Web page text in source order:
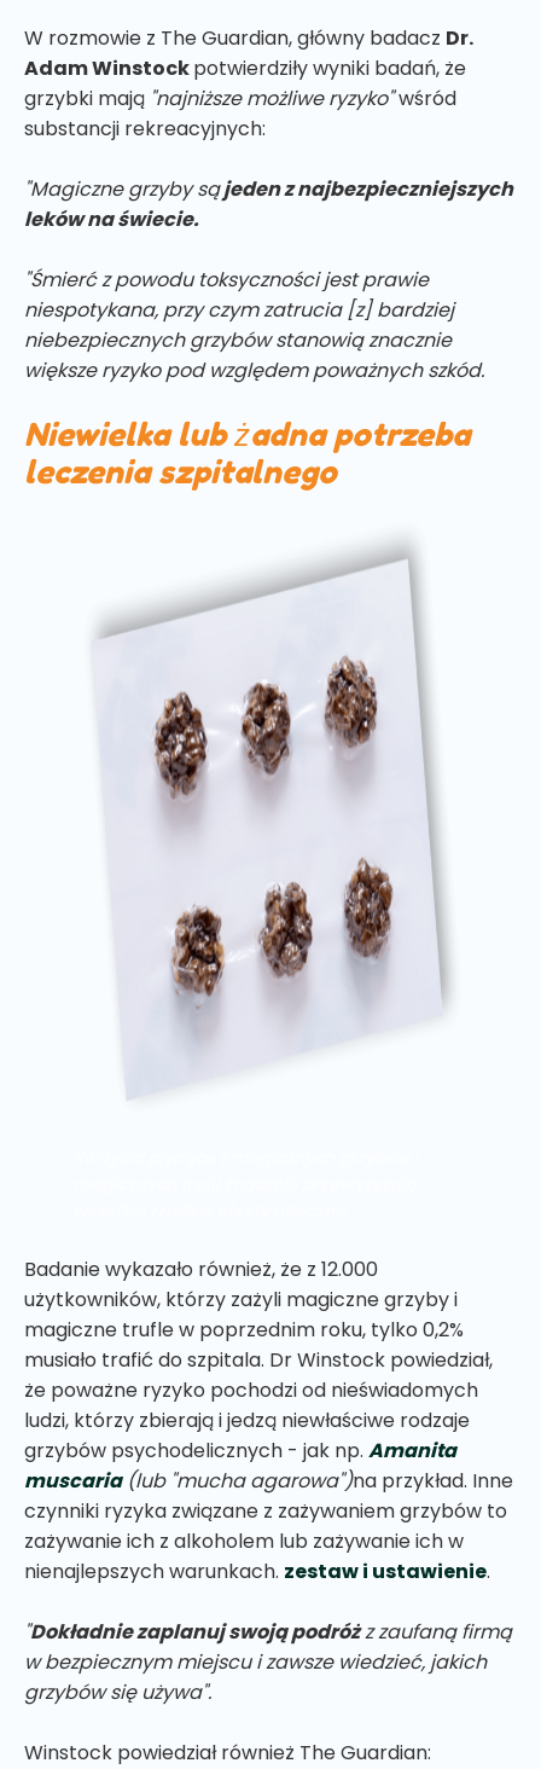
W rozmowie z The Guardian, główny badacz Dr.
Adam Winstockpotwierdziły wyniki badań, że
grzybki mają "najniższe możliwe ryzyko"wśród
substancji rekreacyjnych:
"Magiczne grzyby sąjeden z najbezpieczniejszych
leków na świecie.
"Śmierć z powodu toksyczności jest prawie
niespotykana, przy czym zatrucia [z] bardziej
niebezpiecznych grzybów stanowią znacznie
większe ryzyko pod względem poważnych szkód.
Niewielka lub żadna potrzeba
leczenia szpitalnego
Badanie wykazało również, że z 12.000
użytkowników, którzy zażyli magiczne grzyby i
magiczne trufle w poprzednim roku, tylko 0,2%
musiało trafić do szpitala. Dr Winstock powiedział,
że poważne ryzyko pochodzi od nieświadomych
ludzi, którzy zbierają i jedzą niewłaściwe rodzaje
grzybów psychodelicznych - jak np. Amanita
muscaria (lub "mucha agarowa")na przykład. Inne
czynniki ryzyka związane z zażywaniem grzybów to
zażywanie ich z alkoholem lub zażywanie ich w
nienajlepszych warunkach. zestaw i ustawienie.
"Dokładnie zaplanuj swoją podróżz zaufaną firmą
w bezpiecznym miejscu i zawsze wiedzieć, jakich
grzybów się używa".
Winstock powiedział również The Guardian: